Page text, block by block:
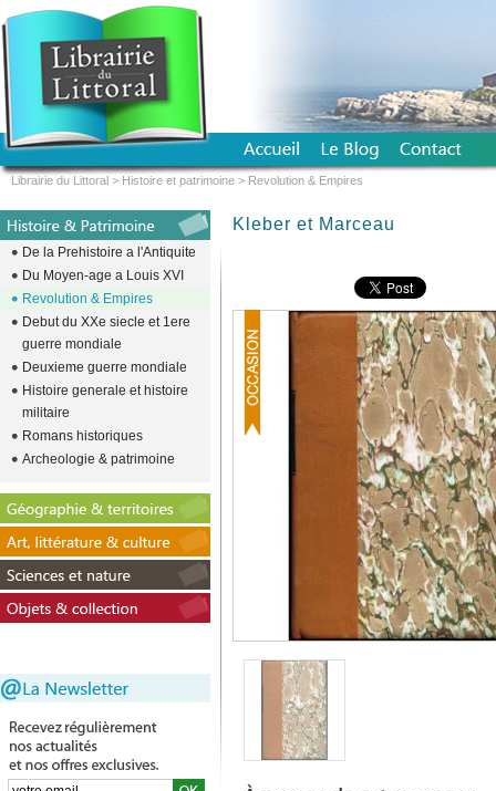
Kleber et Marceau
De la Prehistoire a l'Antiquite
Du Moyen-age a Louis XVI
Revolution & Empires
Debut du XXe siecle et 1ere
guerre mondiale
Deuxieme guerre mondiale
Histoire generale et histoire
militaire
Romans historiques
Archeologie & patrimoine
Librairie du Littoral > Histoire et patrimoine > Revolution & Empires